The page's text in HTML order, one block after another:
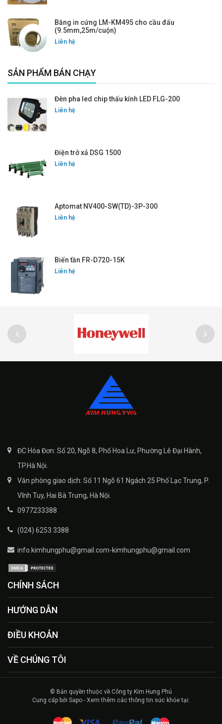
Băng in cứng LM-KM495 cho cầu đấu
(9.5mm,25m/cuộn)
Liên hệ
SẢN PHẨM BÁN CHẠY
Đèn pha led chip thấu kính LED FLG-200
Liên hệ
Điện trở xả DSG 1500
Liên hệ
Aptomat NV400-SW(TD)-3P-300
Liên hệ
Biến tần FR-D720-15K
Liên hệ
ĐC Hóa Đơn: Số 20, Ngõ 8, Phố Hoa Lư, Phường Lê Đại Hành,
TP.Hà Nội.
Văn phòng giao dịch: Số 11 Ngõ 61 Ngách 25 Phố Lạc Trung, P.
Vĩnh Tuy, Hai Bà Trưng, Hà Nội.
0977233388
(024) 6253 3388
info.kimhungphu@gmail.com-kimhungphu@gmail.com
CHÍNH SÁCH
HƯỚNG DẪN
ĐIỀU KHOẢN
VỀ CHÚNG TÔI
© Bản quyền thuộc về Công ty Kim Hưng Phú
Cung cấp bởi Sapo - Xem thêm các thông tin sức khỏe tại: